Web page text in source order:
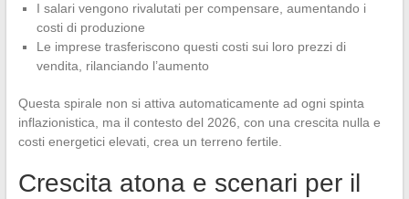
I salari vengono rivalutati per compensare, aumentando i
costi di produzione
Le imprese trasferiscono questi costi sui loro prezzi di
vendita, rilanciando l’aumento
Questa spirale non si attiva automaticamente ad ogni spinta
inflazionistica, ma il contesto del 2026, con una crescita nulla e
costi energetici elevati, crea un terreno fertile.
Crescita atona e scenari per il